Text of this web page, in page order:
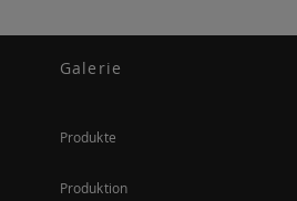
Galerie
Produkte
Produktion